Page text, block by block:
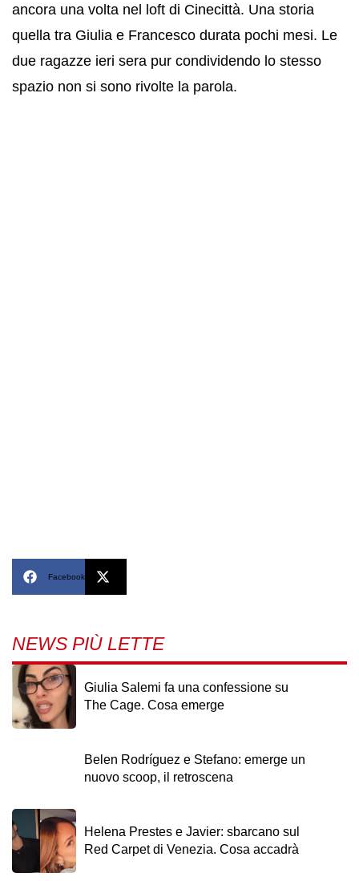
ancora una volta nel loft di Cinecittà. Una storia
quella tra Giulia e Francesco durata pochi mesi. Le
due ragazze ieri sera pur condividendo lo stesso
spazio non si sono rivolte la parola.
Facebook
NEWS PIÙ LETTE
Giulia Salemi fa una confessione su
The Cage. Cosa emerge
Belen Rodríguez e Stefano: emerge un
nuovo scoop, il retroscena
Helena Prestes e Javier: sbarcano sul
Red Carpet di Venezia. Cosa accadrà